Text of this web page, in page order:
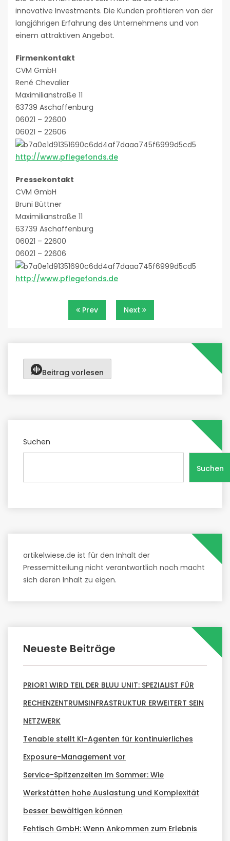
innovative Investments. Die Kunden profitieren von der
langjährigen Erfahrung des Unternehmens und von
einem attraktiven Angebot.
Firmenkontakt
CVM GmbH
René Chevalier
Maximilianstraße 11
63739 Aschaffenburg
06021 – 22600
06021 – 22606
http://www.pflegefonds.de
Pressekontakt
CVM GmbH
Bruni Büttner
Maximilianstraße 11
63739 Aschaffenburg
06021 – 22600
06021 – 22606
http://www.pflegefonds.de
Beitragsnavigation
Prev Next
Beitrag vorlesen
Suchen
Suchen
artikelwiese.de ist für den Inhalt der
Pressemitteilung nicht verantwortlich noch macht
sich deren Inhalt zu eigen.
Neueste Beiträge
PRIOR1 WIRD TEIL DER BLUU UNIT: SPEZIALIST FÜR
RECHENZENTRUMSINFRASTRUKTUR ERWEITERT SEIN
NETZWERK
Tenable stellt KI-Agenten für kontinuierliches
Exposure-Management vor
Service-Spitzenzeiten im Sommer: Wie
Werkstätten hohe Auslastung und Komplexität
besser bewältigen können
Fehtisch GmbH: Wenn Ankommen zum Erlebnis